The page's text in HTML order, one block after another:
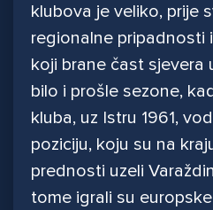
klubova je veliko, prije
regionalne pripadnosti
koji brane čast sjevera
bilo i prošle sezone,
kluba, uz Istru 1961,
poziciju, koju su na
prednosti uzeli
tome igrali su